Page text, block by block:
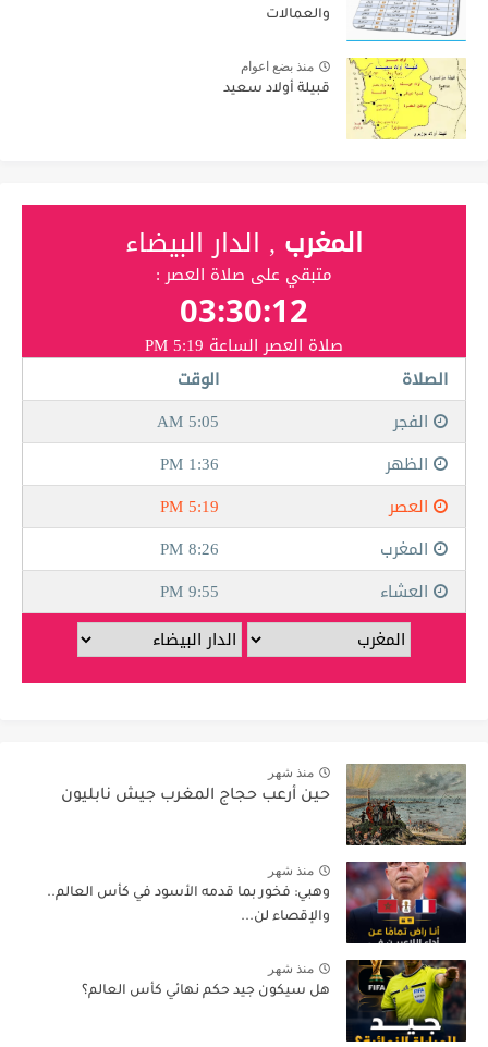
والعمالات
منذ بضع اعوام
قبيلة أولاد سعيد
منذ شهر
حين أرعب حجاج المغرب جيش نابليون
منذ شهر
وهبي: فخور بما قدمه الأسود في كأس العالم..
والإقصاء لن...
منذ شهر
هل سيكون جيد حكم نهائي كأس العالم؟